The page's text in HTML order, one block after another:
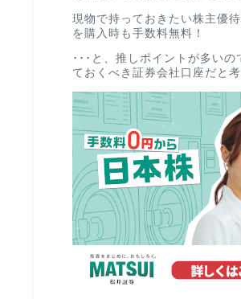
現物で持っておきたい株主優
を購入時も手数料無料！
･･･と、推しポイントが多いの
ておくべき証券会社口座だと考